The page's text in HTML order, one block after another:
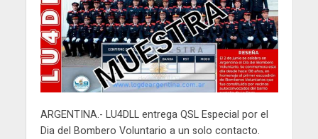
ARGENTINA.- LU4DLL entrega QSL Especial por el
Dia del Bombero Voluntario a un solo contacto.